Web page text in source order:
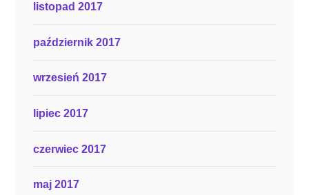
listopad 2017
październik 2017
wrzesień 2017
lipiec 2017
czerwiec 2017
maj 2017